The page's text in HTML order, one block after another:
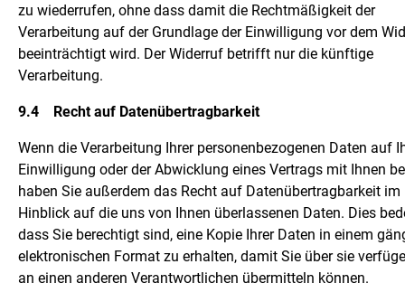
zu wiederrufen, ohne dass damit die Rechtmäßigkeit der
Verarbeitung auf der Grundlage der Einwilligung vor dem
beeinträchtigt wird. Der Widerruf betrifft nur die künftige
Verarbeitung.
9.4 Recht auf Datenübertragbarkeit
Wenn die Verarbeitung Ihrer personenbezogenen Daten auf
Einwilligung oder der Abwicklung eines Vertrags mit Ihnen
haben Sie außerdem das Recht auf Datenübertragbarkeit im
Hinblick auf die uns von Ihnen überlassenen Daten. Dies
dass Sie berechtigt sind, eine Kopie Ihrer Daten in einem
elektronischen Format zu erhalten, damit Sie über sie
an einen anderen Verantwortlichen übermitteln können.